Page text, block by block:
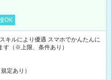
OK
ルにより優遇 スマホでかんたんに
す（※上限、条件あり）
定あり）